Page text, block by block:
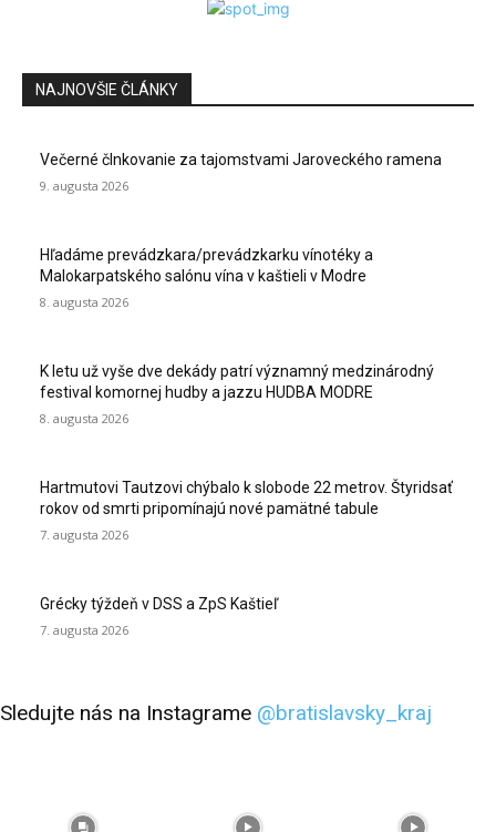
NAJNOVŠIE ČLÁNKY
Večerné člnkovanie za tajomstvami Jaroveckého ramena
9. augusta 2026
Hľadáme prevádzkara/prevádzkarku vínotéky a
Malokarpatského salónu vína v kaštieli v Modre
8. augusta 2026
K letu už vyše dve dekády patrí významný medzinárodný
festival komornej hudby a jazzu HUDBA MODRE
8. augusta 2026
Hartmutovi Tautzovi chýbalo k slobode 22 metrov. Štyridsať
rokov od smrti pripomínajú nové pamätné tabule
7. augusta 2026
Grécky týždeň v DSS a ZpS Kaštieľ
7. augusta 2026
Sledujte nás na Instagrame @bratislavsky_kraj